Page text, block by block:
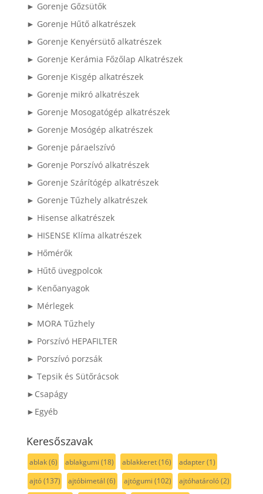
► Gorenje Gőzsütők
► Gorenje Hűtő alkatrészek
► Gorenje Kenyérsütő alkatrészek
► Gorenje Kerámia Főzőlap Alkatrészek
► Gorenje Kisgép alkatrészek
► Gorenje mikró alkatrészek
► Gorenje Mosogatógép alkatrészek
► Gorenje Mosógép alkatrészek
► Gorenje páraelszívó
► Gorenje Porszívó alkatrészek
► Gorenje Szárítógép alkatrészek
► Gorenje Tűzhely alkatrészek
► Hisense alkatrészek
► HISENSE Klíma alkatrészek
► Hőmérők
► Hűtő üvegpolcok
► Kenőanyagok
► Mérlegek
► MORA Tűzhely
► Porszívó HEPAFILTER
► Porszívó porzsák
► Tepsik és Sütőrácsok
►Csapágy
►Egyéb
Keresőszavak
ablak(6) ablakgumi (18) ablakkeret(16) adapter(1)
ajtó(137) ajtóbimetál (6) ajtógumi (102) ajtóhatároló(2)